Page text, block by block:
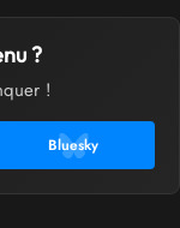
?
!
Bluesky